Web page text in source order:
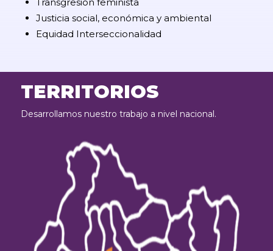
Transgresión feminista
Justicia social, económica y ambiental
Equidad Interseccionalidad
TERRITORIOS
Desarrollamos nuestro trabajo a nivel nacional.